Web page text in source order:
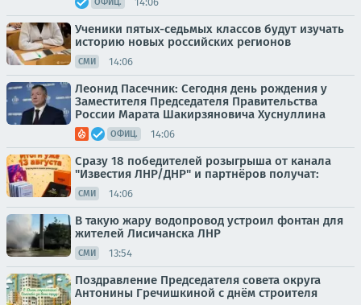
Ученики пятых-седьмых классов будут изучать
историю новых российских регионов
СМИ 14:06
Леонид Пасечник: Сегодня день рождения у
Заместителя Председателя Правительства
России Марата Шакирзяновича Хуснуллина
ОФИЦ. 14:06
Сразу 18 победителей розыгрыша от канала
"Известия ЛНР/ДНР" и партнёров получат:
СМИ 14:06
В такую жару водопровод устроил фонтан для
жителей Лисичанска ЛНР
СМИ 13:54
Поздравление Председателя совета округа
Антонины Гречишкиной с днём строителя